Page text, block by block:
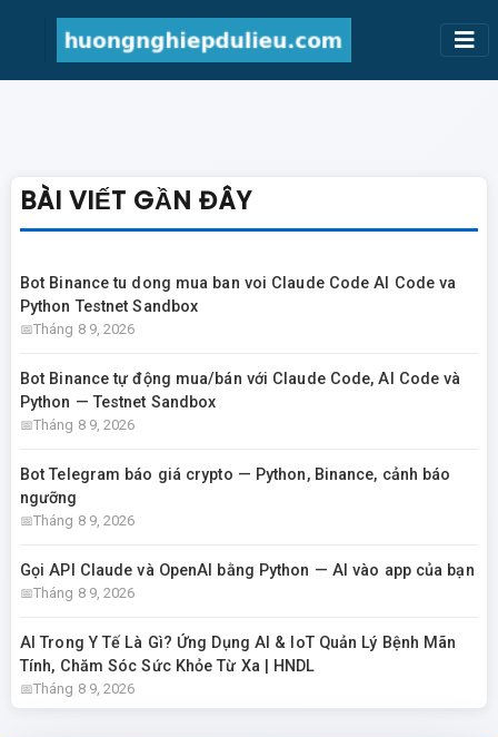
BÀI VIẾT GẦN ĐÂY
Bot Binance tu dong mua ban voi Claude Code AI Code va
Python Testnet Sandbox
Tháng 8 9, 2026
Bot Binance tự động mua/bán với Claude Code, AI Code và
Python — Testnet Sandbox
Tháng 8 9, 2026
Bot Telegram báo giá crypto — Python, Binance, cảnh báo
ngưỡng
Tháng 8 9, 2026
Gọi API Claude và OpenAI bằng Python — AI vào app của bạn
Tháng 8 9, 2026
AI Trong Y Tế Là Gì? Ứng Dụng AI & IoT Quản Lý Bệnh Mãn
Tính, Chăm Sóc Sức Khỏe Từ Xa | HNDL
Tháng 8 9, 2026